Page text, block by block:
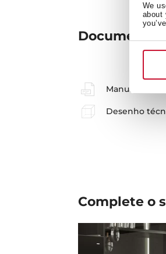
We
about
Manuais
Desenho
Complete o